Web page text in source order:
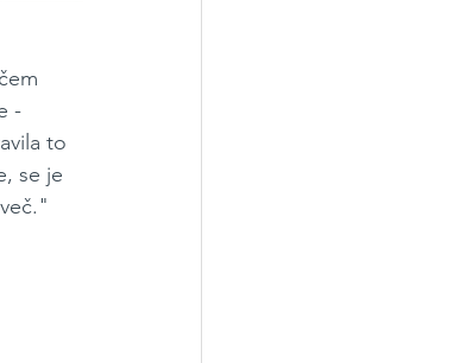
-
to
se je